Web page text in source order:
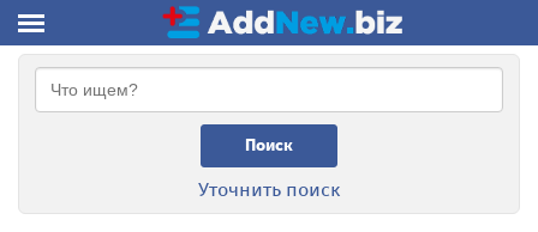
Поиск
Уточнить поиск